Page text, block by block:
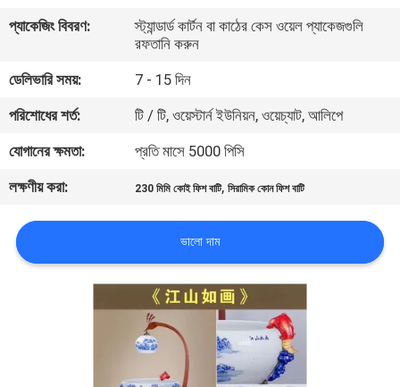
মান
যোগাযোগ
উদ্ধৃতির
জন্য
আবেদন
প্যাকেজিং বিবরণ:
স্ট্যান্ডার্ড কার্টন বা কাঠের কেস ওয়েল প্যাকেজগুলি
রফতানি করুন
ডেলিভারি সময়:
7 - 15 দিন
পরিশোধের শর্ত:
টি / টি, ওয়েস্টার্ন ইউনিয়ন, ওয়েচ্যাট, আলিপে
যোগানের ক্ষমতা:
প্রতি মাসে 5000 পিসি
লক্ষণীয় করা:
230 মিমি কোই ফিশ বাটি,সিরামিক কোন ফিশ বাটি
ভালো দাম